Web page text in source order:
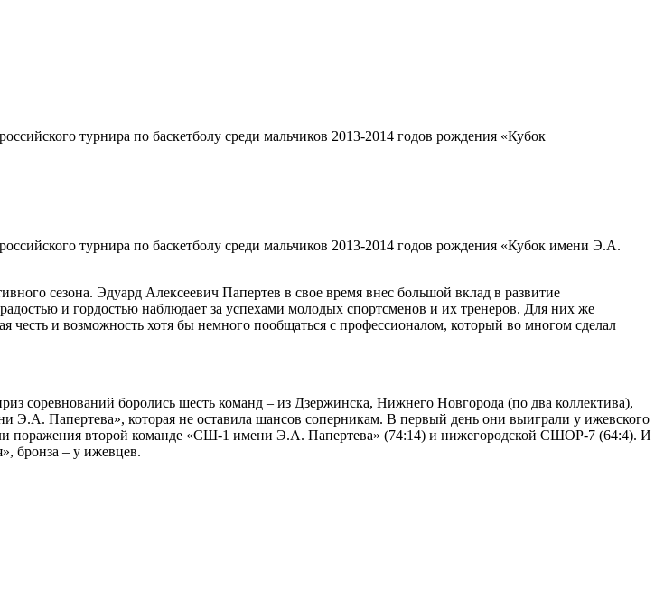
турнира по баскетболу среди мальчиков 2013-2014 годов рождения «Кубок
турнира по баскетболу среди мальчиков 2013-2014 годов рождения «Кубок имени Э.А.
сезона. Эдуард Алексеевич Папертев в свое время внес большой вклад в развитие
и гордостью наблюдает за успехами молодых спортсменов и их тренеров. Для них же
честь и возможность хотя бы немного пообщаться с профессионалом, который во многом сделал
соревнований боролись шесть команд – из Дзержинска, Нижнего Новгорода (по два коллектива),
Э.А. Папертева», которая не оставила шансов соперникам. В первый день они выиграли у ижевского
поражения второй команде «СШ-1 имени Э.А. Папертева» (74:14) и нижегородской СШОР-7 (64:4). И
бронза – у ижевцев.